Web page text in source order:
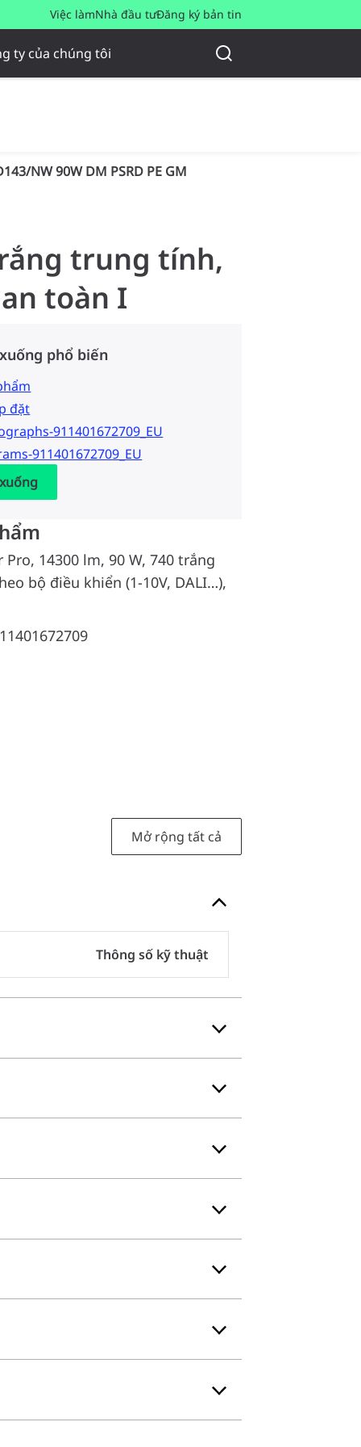
Việc làmNhà đầu tưĐăng ký bản tin
ty của chúng tôi
NW 90W DM PSRD PE GM
trung tính,
toàn I
phổ biến
đặt
911401672709_EU
911401672709_EU
Pro, 14300 lm, 90 W, 740 trắng
bộ điều khiển (1-10V, DALI…),
Mở rộng tất cả
Thông số kỹ thuật